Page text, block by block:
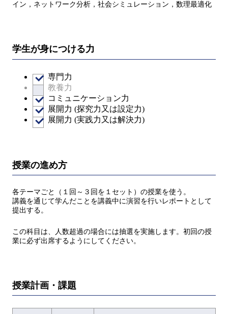
イン，ネットワーク分析，社会シミュレーション，数理最適化
学生が身につける力
専門力
教養力
コミュニケーション力
展開力 (探究力又は設定力)
展開力 (実践力又は解決力)
授業の進め方
各テーマごと（１回～３回を１セット）の授業を使う。
講義を通じて学んだことを講義中に演習を行いレポートとして
提出する。
この科目は、人数超過の場合には抽選を実施します。初回の授
業に必ず出席するようにしてください。
授業計画・課題